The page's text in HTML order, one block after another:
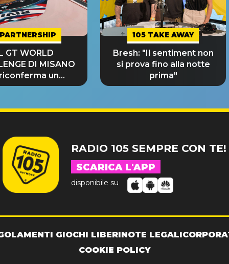
GT WORLD
DI MISANO
un
SUCCESSO!
105 TAKE AWAY
Bresh: "Il sentiment non
si prova fino alla notte
prima"
RADIO 105 SEMPRE CON TE!
SCARICA L'APP
disponibile su
GIOCHI LIBERINOTE LEGALI
COOKIE POLICY